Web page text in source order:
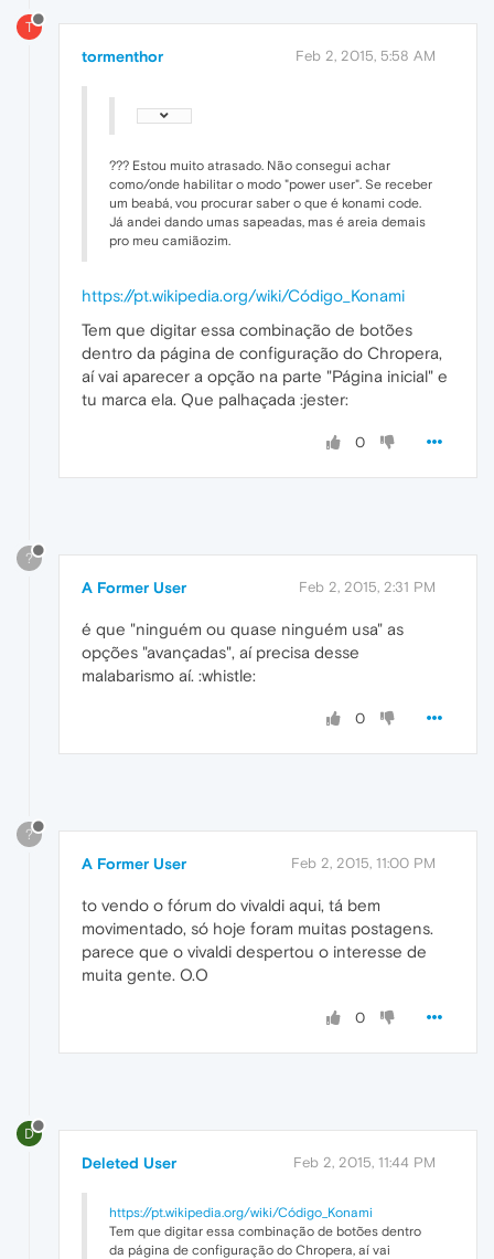
T
tormenthor Feb 2, 2015, 5:58 AM
??? Estou muito atrasado. Não consegui achar
como/onde habilitar o modo "power user". Se receber
um beabá, vou procurar saber o que é konami code.
Já andei dando umas sapeadas, mas é areia demais
pro meu camiãozim.
https://pt.wikipedia.org/wiki/Código_Konami
Tem que digitar essa combinação de botões
dentro da página de configuração do Chropera,
aí vai aparecer a opção na parte "Página inicial" e
tu marca ela. Que palhaçada :jester:
0
?
A Former User Feb 2, 2015, 2:31 PM
é que "ninguém ou quase ninguém usa" as
opções "avançadas", aí precisa desse
malabarismo aí. :whistle:
0
?
A Former User Feb 2, 2015, 11:00 PM
to vendo o fórum do vivaldi aqui, tá bem
movimentado, só hoje foram muitas postagens.
parece que o vivaldi despertou o interesse de
muita gente. O.O
0
D
Deleted User Feb 2, 2015, 11:44 PM
https://pt.wikipedia.org/wiki/Código_Konami
Tem que digitar essa combinação de botões dentro
da página de configuração do Chropera, aí vai